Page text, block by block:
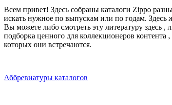
Всем привет! Здесь собраны каталоги Zippo
искать нужное по выпускам или по годам.
Вы можете либо смотреть эту литературу здесь
подборка ценного для коллекционеров
которых они встречаются.
Аббревиатуры каталогов